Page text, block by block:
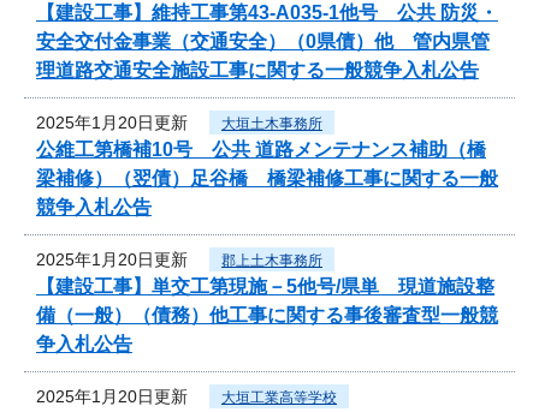
【建設工事】維持工事第43-A035-1他号 公共 防災・
安全交付金事業（交通安全）（0県債）他 管内県管
理道路交通安全施設工事に関する一般競争入札公告
2025年1月20日更新 大垣土木事務所
公維工第橋補10号 公共 道路メンテナンス補助（橋
梁補修）（翌債）足谷橋 橋梁補修工事に関する一般
競争入札公告
2025年1月20日更新 郡上土木事務所
【建設工事】単交工第現施－5他号/県単 現道施設整
備（一般）（債務）他工事に関する事後審査型一般競
争入札公告
2025年1月20日更新 大垣工業高等学校